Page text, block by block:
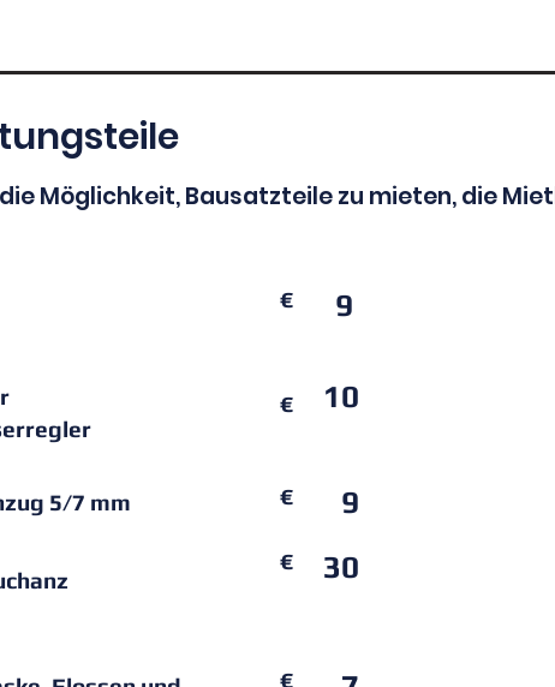
Möglichkeit, Bausatzteile zu mieten, die
5/7 mm
€ 9
€ 10
€
€
9
30
€